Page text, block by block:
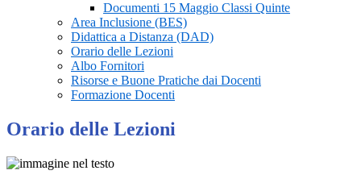
Documenti 15 Maggio Classi Quinte
Area Inclusione (BES)
Didattica a Distanza (DAD)
Orario delle Lezioni
Albo Fornitori
Risorse e Buone Pratiche dai Docenti
Formazione Docenti
Orario delle Lezioni